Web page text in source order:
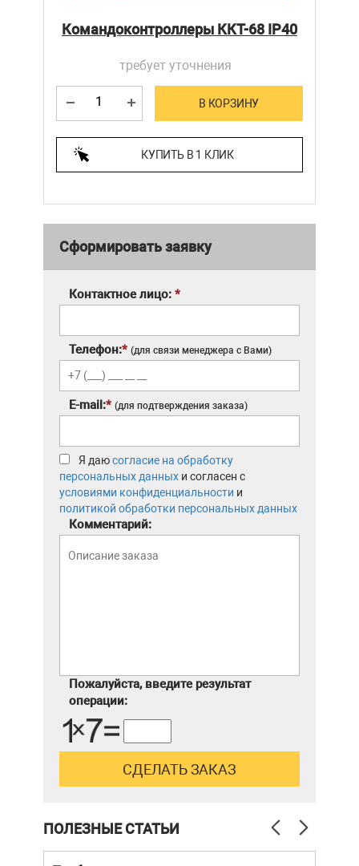
Командоконтроллеры ККТ-68 IP40
требует уточнения
В КОРЗИНУ
КУПИТЬ В 1 КЛИК
Сформировать заявку
Контактное лицо: *
Телефон:* (для связи менеджера с Вами)
E-mail:* (для подтверждения заказа)
Я даюсогласие на обработку
персональных данных и согласен с
условиями конфиденциальности и
политикой обработки персональных данных
Комментарий:
Пожалуйста, введите результат
операции:
ПОЛЕЗНЫЕ СТАТЬИ